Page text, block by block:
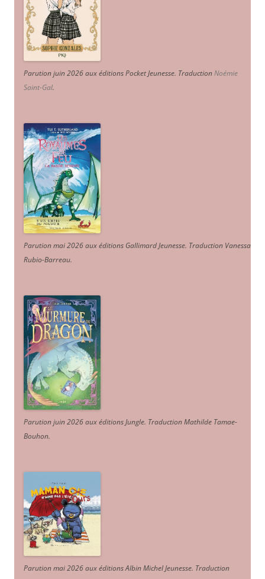
Parution juin 2026 aux éditions Pocket Jeunesse. TraductionNoémie
Saint-Gal.
Parution mai 2026 aux éditions Gallimard Jeunesse. Traduction Vanessa
Rubio-Barreau.
Parution juin 2026 aux éditions Jungle. Traduction Mathilde Tamae-
Bouhon.
Parution mai 2026 aux éditions Albin Michel Jeunesse. Traduction